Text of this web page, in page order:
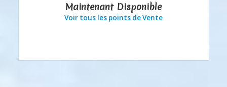
Maintenant Disponible
Voir tous les points de Vente